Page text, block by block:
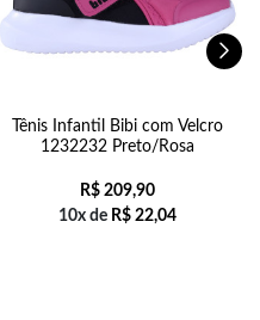
Tênis Infantil Bibi com Velcro
1232232 Preto/Rosa
R$ 209,90
10x de R$ 22,04